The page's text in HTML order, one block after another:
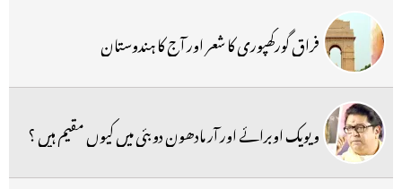
فراق گورکھپوری کا شعر اور آج کا ہندوستان
ویویک اوبرائے اور آر مادھون دوبئی میں کیوں مقیم ہیں ؟